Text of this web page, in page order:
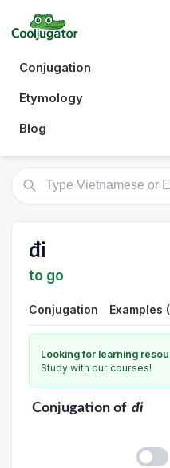
Conjugation
Etymology
Blog
đi
to go
Conjugation Examples
Looking for learning
Study with our courses!
Conjugationof đi